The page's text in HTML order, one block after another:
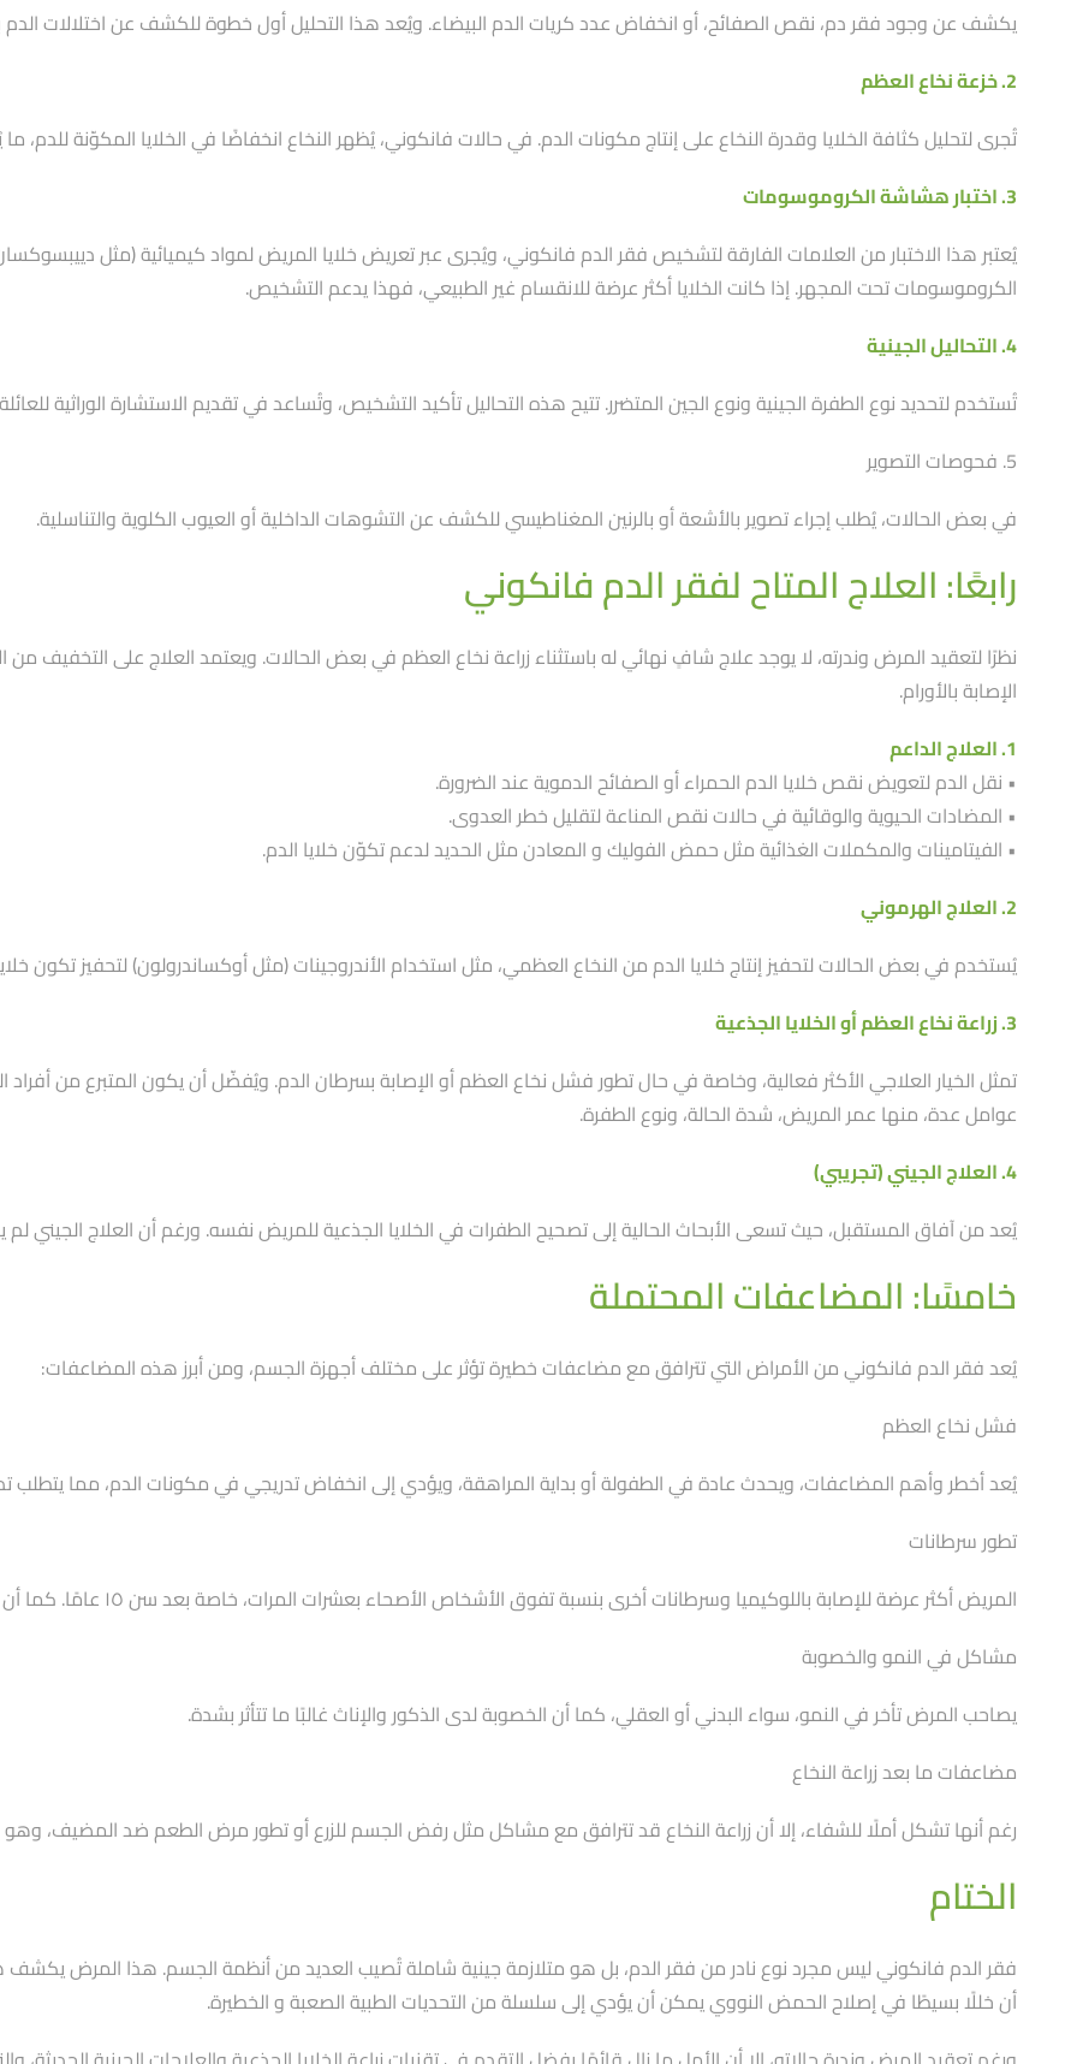
يكشف عن وجود فقر دم، نقص الصفائح، أو انخفاض عدد كريات الدم البيضاء. ويُعد هذا التحليل أول خطوة للكشف عن اختلالات الدم
2. خزعة نخاع العظم
تُجرى لتحليل كثافة الخلايا وقدرة النخاع على إنتاج مكونات الدم. في حالات فانكوني، يُظهر النخاع انخفاضًا في الخلايا المكوّنة
3. اختبار هشاشة الكروموسومات
يُعتبر هذا الاختبار من العلامات الفارقة لتشخيص فقر الدم فانكوني، ويُجرى عبر تعريض خلايا المريض لمواد كيميائية (مثل
الكروموسومات تحت المجهر. إذا كانت الخلايا أكثر عرضة للانقسام غير الطبيعي، فهذا يدعم التشخيص.
4. التحاليل الجينية
تُستخدم لتحديد نوع الطفرة الجينية ونوع الجين المتضرر. تتيح هذه التحاليل تأكيد التشخيص، وتُساعد في تقديم الاستشارة الوراثية
5. فحوصات التصوير
في بعض الحالات، يُطلب إجراء تصوير بالأشعة أو بالرنين المغناطيسي للكشف عن التشوهات الداخلية أو العيوب الكلوية والتناسلية.
رابعًا: العلاج المتاح لفقر الدم فانكوني
نظرًا لتعقيد المرض وندرته، لا يوجد علاج شافٍ نهائي له باستثناء زراعة نخاع العظم في بعض الحالات. ويعتمد العلاج على التخفيف
الإصابة بالأورام.
1. العلاج الداعم
• نقل الدم لتعويض نقص خلايا الدم الحمراء أو الصفائح الدموية عند الضرورة.
• المضادات الحيوية والوقائية في حالات نقص المناعة لتقليل خطر العدوى.
• الفيتامينات والمكملات الغذائية مثل حمض الفوليك و المعادن مثل الحديد لدعم تكوّن خلايا الدم.
2. العلاج الهرموني
يُستخدم في بعض الحالات لتحفيز إنتاج خلايا الدم من النخاع العظمي، مثل استخدام الأندروجينات (مثل أوكساندرولون) لتحفيز تكون
3. زراعة نخاع العظم أو الخلايا الجذعية
تمثل الخيار العلاجي الأكثر فعالية، وخاصة في حال تطور فشل نخاع العظم أو الإصابة بسرطان الدم. ويُفضّل أن يكون المتبرع من أفراد
عوامل عدة، منها عمر المريض، شدة الحالة، ونوع الطفرة.
4. العلاج الجيني (تجريبي)
يُعد من آفاق المستقبل، حيث تسعى الأبحاث الحالية إلى تصحيح الطفرات في الخلايا الجذعية للمريض نفسه. ورغم أن العلاج الجيني لم
خامسًا: المضاعفات المحتملة
يُعد فقر الدم فانكوني من الأمراض التي تترافق مع مضاعفات خطيرة تؤثر على مختلف أجهزة الجسم، ومن أبرز هذه المضاعفات:
فشل نخاع العظم
يُعد أخطر وأهم المضاعفات، ويحدث عادة في الطفولة أو بداية المراهقة، ويؤدي إلى انخفاض تدريجي في مكونات الدم، مما يتطلب
تطور سرطانات
المريض أكثر عرضة للإصابة باللوكيميا وسرطانات أخرى بنسبة تفوق الأشخاص الأصحاء بعشرات المرات، خاصة بعد سن ١٥ عامًا. كما أن خطر السرطان يستمر حتى بعد زراعة النخاع.
مشاكل في النمو والخصوبة
يصاحب المرض تأخر في النمو، سواء البدني أو العقلي، كما أن الخصوبة لدى الذكور والإناث غالبًا ما تتأثر بشدة.
مضاعفات ما بعد زراعة النخاع
رغم أنها تشكل أملًا للشفاء، إلا أن زراعة النخاع قد تترافق مع مشاكل مثل رفض الجسم للزرع أو تطور مرض الطعم ضد المضيف،
الختام
فقر الدم فانكوني ليس مجرد نوع نادر من فقر الدم، بل هو متلازمة جينية شاملة تُصيب العديد من أنظمة الجسم. هذا المرض يكشف
أن خللًا بسيطًا في إصلاح الحمض النووي يمكن أن يؤدي إلى سلسلة من التحديات الطبية الصعبة و الخطيرة.